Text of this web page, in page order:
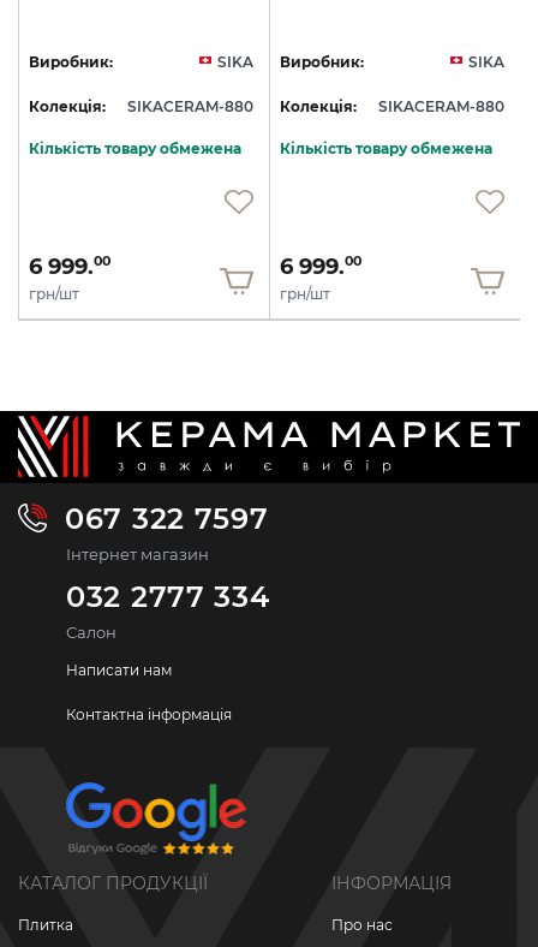
Виробник: SIKA
Колекція: SIKACERAM-880
Кількість товару обмежена
6 999.00
грн/шт
Виробник: SIKA
Колекція: SIKACERAM-880
Кількість товару обмежена
6 999.00
грн/шт
067 322 7597
Інтернет магазин
032 2777 334
Салон
Написати нам
Контактна інформація
КАТАЛОГ ПРОДУКЦІЇ
Плитка
ІНФОРМАЦІЯ
Про нас